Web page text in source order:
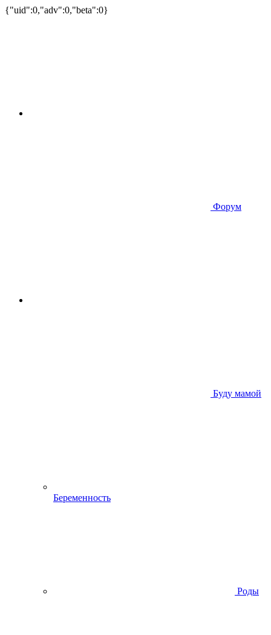
{"uid":0,"adv":0,"beta":0}
Форум
Буду мамой
Беременность
Роды